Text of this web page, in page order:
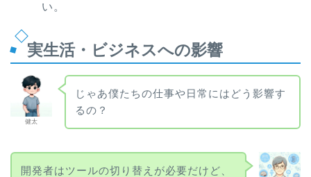
い。
実生活・ビジネスへの影響
健太
じゃあ僕たちの仕事や日常にはどう影響す
るの？
開発者はツールの切り替えが必要だけど、